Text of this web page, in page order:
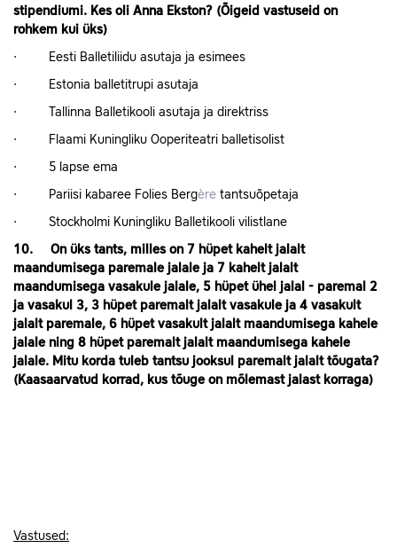
stipendiumi. Kes oli Anna Ekston? (Õigeid vastuseid on
rohkem kui üks)
· Eesti Balletiliidu asutaja ja esimees
· Estonia balletitrupi asutaja
· Tallinna Balletikooli asutaja ja direktriss
· Flaami Kuningliku Ooperiteatri balletisolist
· 5 lapse ema
· Pariisi kabaree Folies Bergère tantsuõpetaja
· Stockholmi Kuningliku Balletikooli vilistlane
10. On üks tants, milles on 7 hüpet kahelt jalalt
maandumisega paremale jalale ja 7 kahelt jalalt
maandumisega vasakule jalale, 5 hüpet ühel jalal - paremal 2
ja vasakul 3, 3 hüpet paremalt jalalt vasakule ja 4 vasakult
jalalt paremale, 6 hüpet vasakult jalalt maandumisega kahele
jalale ning 8 hüpet paremalt jalalt maandumisega kahele
jalale. Mitu korda tuleb tantsu jooksul paremalt jalalt tõugata?
(Kaasaarvatud korrad, kus tõuge on mõlemast jalast korraga)
Vastused: